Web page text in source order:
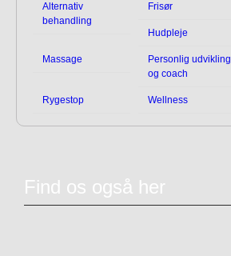
Alternativ
behandling
Frisør
Hudpleje
Massage
Personlig udvikling
og coach
Rygestop Wellness
Find os også her